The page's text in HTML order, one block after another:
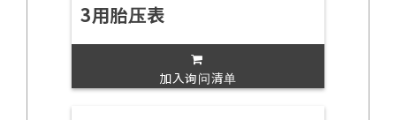
3用胎压表
加入询问清单